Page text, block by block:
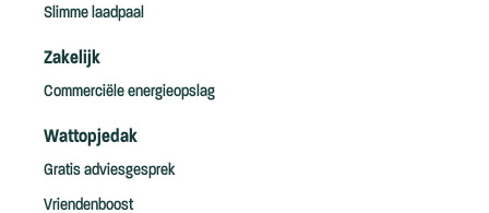
Slimme laadpaal
Zakelijk
Commerciële energieopslag
Wattopjedak
Gratis adviesgesprek
Vriendenboost